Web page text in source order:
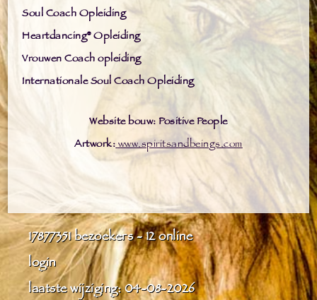
Soul Coach Opleiding
Heartdancing® Opleiding
Vrouwen Coach opleiding
Internationale Soul Coach Opleiding
Website bouw: Positive People
Artwork:www.spiritsandbeings.com
17877351bezoekers - 12 online
login
laatste wijziging: 04-08-2026